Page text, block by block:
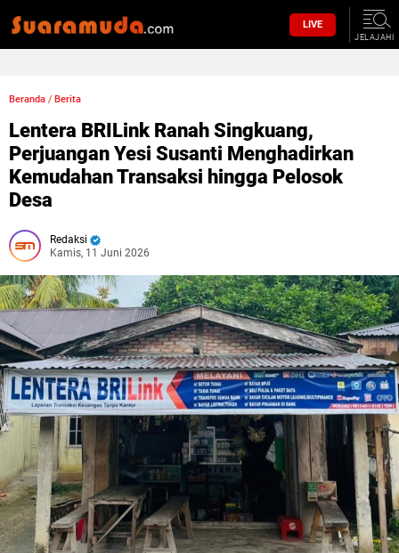
LIVE
JELAJAHI
Beranda / Berita
Lentera BRILink Ranah Singkuang,
Perjuangan Yesi Susanti Menghadirkan
Kemudahan Transaksi hingga Pelosok
Desa
Redaksi
Kamis, 11 Juni 2026